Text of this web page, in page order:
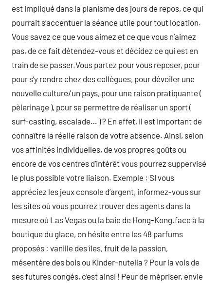
est impliqué dans la planisme des jours de repos, ce qui
pourrait s’accentuer la séance utile pour tout location.
Vous savez ce que vous aimez et ce que vous n’aimez
pas, de ce fait détendez-vous et décidez ce qui est en
train de se passer.Vous partez pour vous reposer, pour
pour s’y rendre chez des collègues, pour dévoiler une
nouvelle culture/un pays, pour une raison pratiquante (
pèlerinage ), pour se permettre de réaliser un sport (
surf-casting, escalade… ) ? En effet, il est important de
connaître la réelle raison de votre absence. Ainsi, selon
vos affinités individuelles, de vos propres goûts ou
encore de vos centres d’intérêt vous pourrez suppervisé
le plus possible votre liaison. Exemple : SI vous
appréciez les jeux console d’argent, informez-vous sur
les sites où vous pourrez trouver des agents dans la
mesure où Las Vegas ou la baie de Hong-Kong.face à la
boutique du glace, on hésite entre les 48 parfums
proposés : vanille des îles, fruit de la passion,
mésentère des bois ou Kinder-nutella ? Pour la vols de
ses futures congés, c’est ainsi ! Peur de mépriser, envie